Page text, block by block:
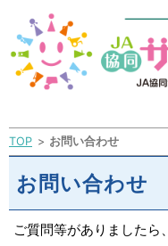
TOP お問い合わせ
お問い合わせ
ご質問等がありましたら